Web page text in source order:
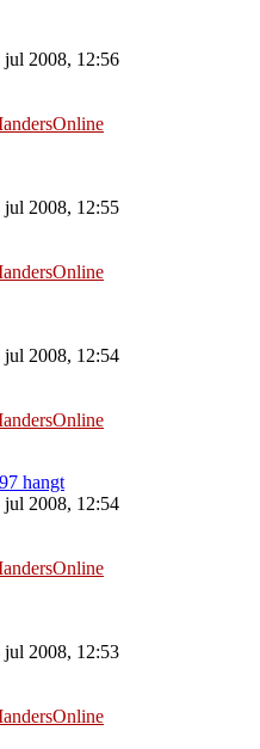
jul 2008, 12:56
jul 2008, 12:55
jul 2008, 12:54
hangt
jul 2008, 12:54
jul 2008, 12:53